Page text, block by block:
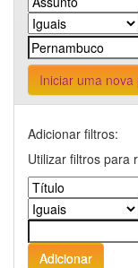
Iniciar uma nova
Adicionar filtros:
Utilizar filtros para